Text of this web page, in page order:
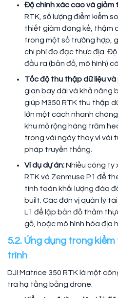
Độ chính xác cao và giảm
RTK, số lượng điểm kiểm
thiết giảm đáng kể, thậm
trong một số trường hợp,
chi phí đo đạc thực địa.
đầu ra (bản đồ, mô hình)
Tốc độ thu thập dữ liệu và
gian bay dài và khả năng
giúp M350 RTK thu thập
lớn một cách nhanh
khu mỏ rộng hàng trăm
trong vài ngày thay vì vài
pháp truyền thống.
Ví dụ dự án:Nhiều công ty
RTK và Zenmuse P1 để
tính toán khối lượng đào
built. Các đơn vị quản lý
L1 để lập bản đồ thảm
gỗ, hoặc mô hình hóa địa
5.2. Ứng dụng trong
trình
DJI Matrice 350 RTK là một
tra hạ tầng bằng drone.